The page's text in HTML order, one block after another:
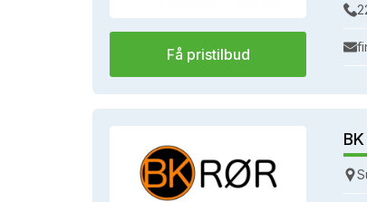
Få pristilbud